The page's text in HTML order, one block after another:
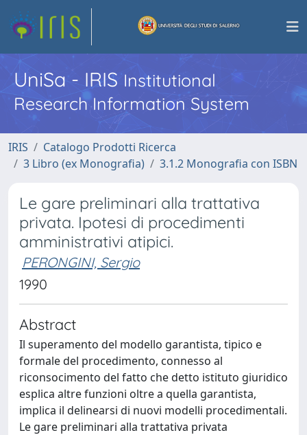
UniSa - IRISInstitutional
Research Information System
IRIS
Catalogo Prodotti Ricerca
3 Libro (ex Monografia)
3.1.2 Monografia con ISBN
Le gare preliminari alla trattativa
privata. Ipotesi di procedimenti
amministrativi atipici.
PERONGINI, Sergio
1990
Abstract
Il superamento del modello garantista, tipico e
formale del procedimento, connesso al
riconsocimento del fatto che detto istituto giuridico
esplica altre funzioni oltre a quella garantista,
implica il delinearsi di nuovi modelli procedimentali.
Le gare preliminari alla trattativa privata